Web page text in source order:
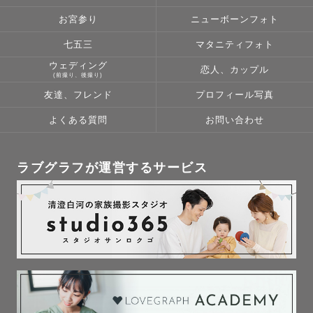
お宮参り ニューボーンフォト
七五三 マタニティフォト
ウェディング
(前撮り、後撮り)
恋人、カップル
友達、フレンド プロフィール写真
よくある質問 お問い合わせ
ラブグラフが運営するサービス